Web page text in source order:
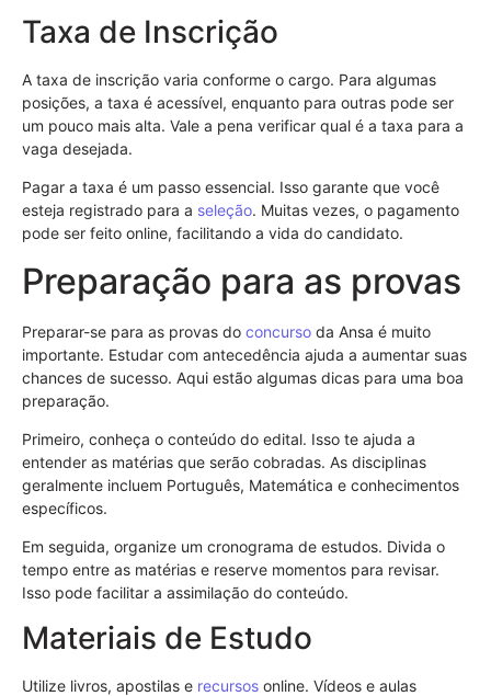
Taxa de Inscrição
A taxa de inscrição varia conforme o cargo. Para algumas
posições, a taxa é acessível, enquanto para outras pode ser
um pouco mais alta. Vale a pena verificar qual é a taxa para a
vaga desejada.
Pagar a taxa é um passo essencial. Isso garante que você
esteja registrado para a seleção. Muitas vezes, o pagamento
pode ser feito online, facilitando a vida do candidato.
Preparação para as provas
Preparar-se para as provas do concurso da Ansa é muito
importante. Estudar com antecedência ajuda a aumentar suas
chances de sucesso. Aqui estão algumas dicas para uma boa
preparação.
Primeiro, conheça o conteúdo do edital. Isso te ajuda a
entender as matérias que serão cobradas. As disciplinas
geralmente incluem Português, Matemática e conhecimentos
específicos.
Em seguida, organize um cronograma de estudos. Divida o
tempo entre as matérias e reserve momentos para revisar.
Isso pode facilitar a assimilação do conteúdo.
Materiais de Estudo
Utilize livros, apostilas e recursos online. Vídeos e aulas